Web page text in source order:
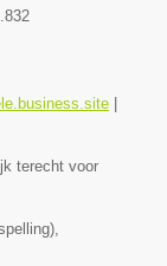
|
terecht voor